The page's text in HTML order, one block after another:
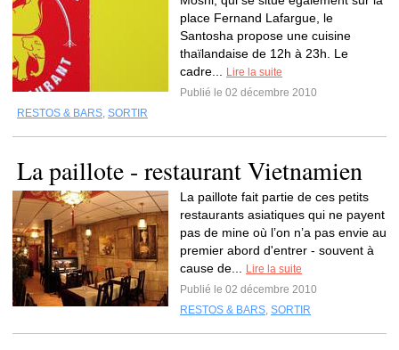
place Fernand Lafargue, le
Santosha propose une cuisine
thaïlandaise de 12h à 23h. Le
cadre...
Lire la suite
Publié le 02 décembre 2010
RESTOS & BARS, SORTIR
La paillote - restaurant Vietnamien
La paillote fait partie de ces petits
restaurants asiatiques qui ne payent
pas de mine où l’on n’a pas envie au
premier abord d'entrer - souvent à
cause de...
Lire la suite
Publié le 02 décembre 2010
RESTOS & BARS, SORTIR